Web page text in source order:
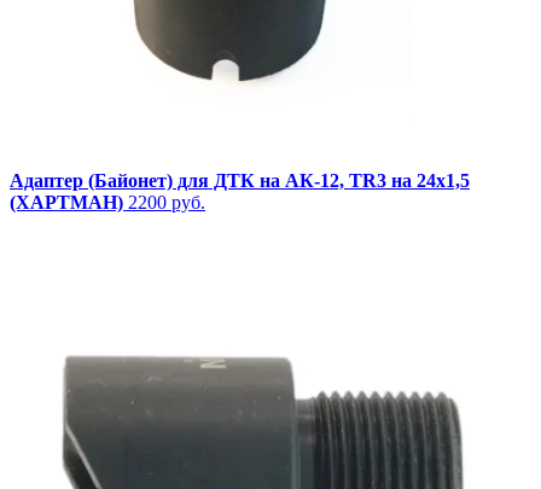
Адаптер (Байонет) для ДТК на АК-12, TR3 на 24х1,5
(ХАРТМАН) 2200 руб.